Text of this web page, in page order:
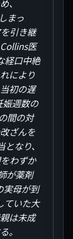
、
まっ
引き継
医
経口中絶
により
初の遅
娠週数の
間の対
ざんを
なり、
わずか
が薬剤
実母が到
ていた大
は未成
。